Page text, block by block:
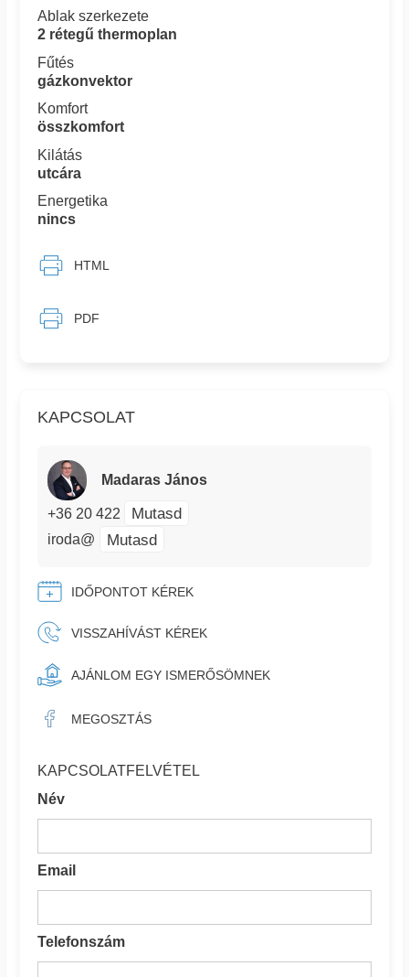
KAPCSOLAT
Madaras János
+36 20 422 Mutasd
iroda@ Mutasd
IDŐPONTOT KÉREK
VISSZAHÍVÁST KÉREK
AJÁNLOM EGY ISMERŐSÖMNEK
MEGOSZTÁS
KAPCSOLATFELVÉTEL
Név
Email
Telefonszám
Ablak szerkezete
2 rétegű thermoplan
Fűtés
gázkonvektor
Komfort
összkomfort
Kilátás
utcára
Energetika
nincs
HTML
PDF